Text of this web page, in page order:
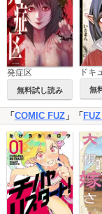
発症区
無料試し読み
ドキ
無
「COMIC FUZ 」「